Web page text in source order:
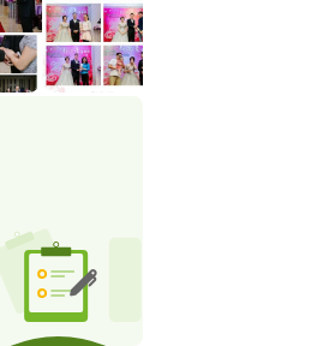
6HoQKi
OCxQyF
：d*********
影 全省服務 #婚
福 #婚禮錄影 #
#豐原婚攝 #新
攝影 #訂婚攝影
婚禮跟拍 #中式
福回憶